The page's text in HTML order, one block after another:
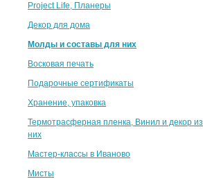
Project Life, Планеры
Декор для дома
Молды и составы для них
Восковая печать
Подарочные сертификаты
Хранение, упаковка
Термотрасферная пленка, Винил и декор из
них
Мастер-классы в Иваново
Мисты